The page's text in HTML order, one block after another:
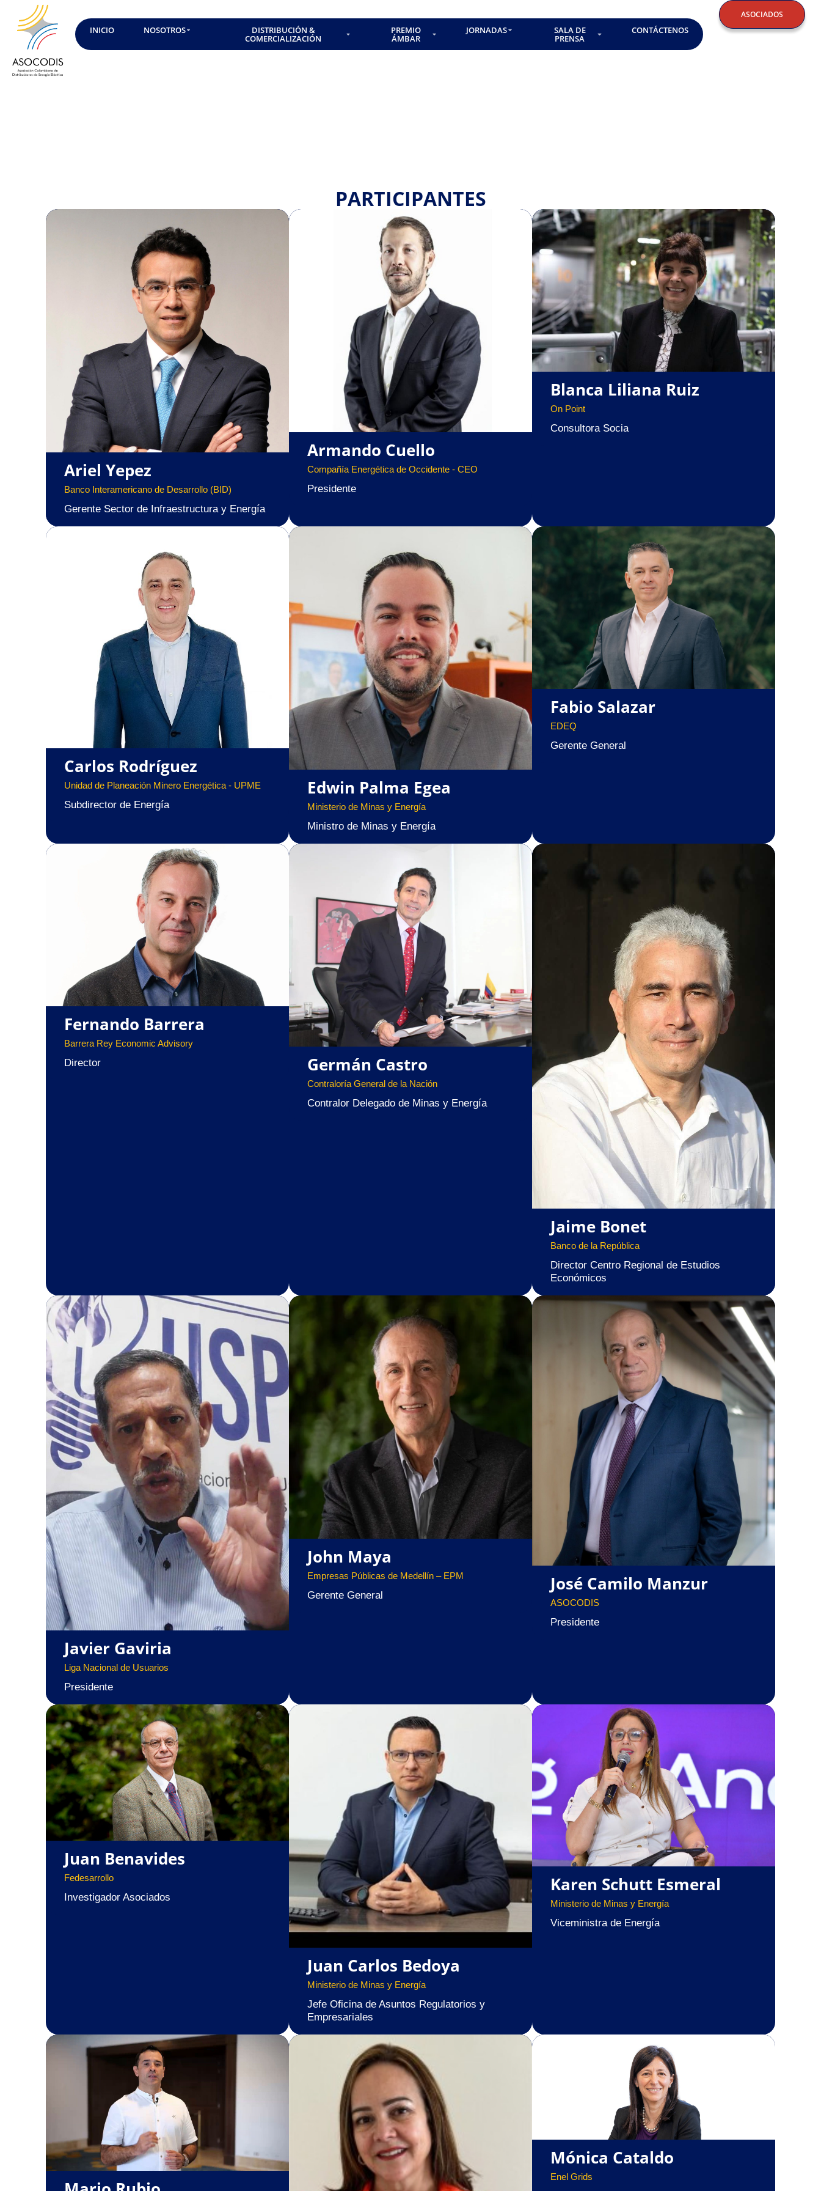
INICIO NOSOTROS DISTRIBUCIÓN &
COMERCIALIZACIÓN
PREMIO
ÁMBAR
JORNADAS SALA DE
PRENSA
CONTÁCTENOS
ASOCIADOS
PARTICIPANTES
Ariel Yepez
Banco Interamericano de Desarrollo (BID)
Gerente Sector de Infraestructura y Energía
Armando Cuello
Compañía Energética de Occidente - CEO
Presidente
Blanca Liliana Ruiz
On Point
Consultora Socia
Carlos Rodríguez
Unidad de Planeación Minero Energética - UPME
Subdirector de Energía
Edwin Palma Egea
Ministerio de Minas y Energía
Ministro de Minas y Energía
Fabio Salazar
EDEQ
Gerente General
Fernando Barrera
Barrera Rey Economic Advisory
Director Germán Castro
Contraloría General de la Nación
Contralor Delegado de Minas y Energía
Jaime Bonet
Banco de la República
Director Centro Regional de Estudios
Económicos
Javier Gaviria
Liga Nacional de Usuarios
Presidente
John Maya
Empresas Públicas de Medellín – EPM
Gerente General
José Camilo Manzur
ASOCODIS
Presidente
Juan Benavides
Fedesarrollo
Investigador Asociados
Juan Carlos Bedoya
Ministerio de Minas y Energía
Jefe Oficina de Asuntos Regulatorios y
Empresariales
Karen Schutt Esmeral
Ministerio de Minas y Energía
Viceministra de Energía
Mónica Cataldo
Enel Grids